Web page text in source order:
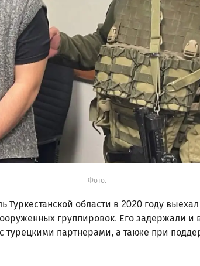
Фото:
Туркестанской области в 2020 году
группировок. Его задержали и
турецкими партнерами, а также при